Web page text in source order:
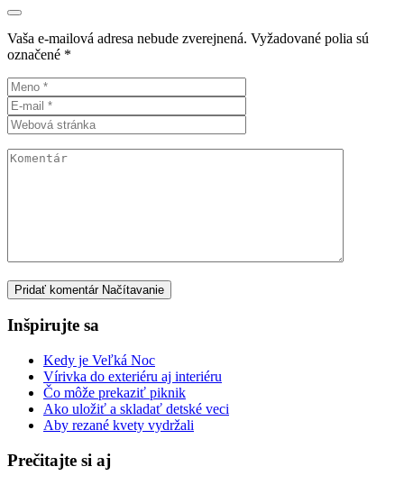
Vaša e-mailová adresa nebude zverejnená. Vyžadované polia sú
označené *
Pridať komentár Načítavanie
Inšpirujte sa
Kedy je Veľká Noc
Vírivka do exteriéru aj interiéru
Čo môže prekaziť piknik
Ako uložiť a skladať detské veci
Aby rezané kvety vydržali
Prečitajte si aj